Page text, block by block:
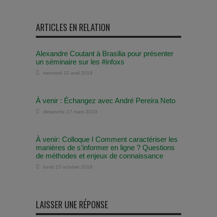
ARTICLES EN RELATION
Alexandre Coutant à Brasilia pour présenter
un séminaire sur les #infoxs
mercredi 10 avril 2019
À venir : Échangez avec André Pereira Neto
dimanche 17 mars 2019
À venir: Colloque I Comment caractériser les
manières de s’informer en ligne ? Questions
de méthodes et enjeux de connaissance
lundi 15 octobre 2018
LAISSER UNE RÉPONSE